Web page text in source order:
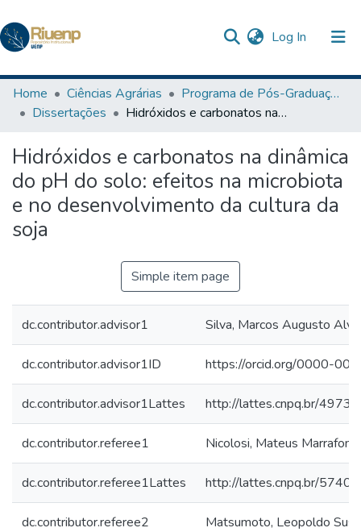
Log In (current)
Communities & Collections
Browse DSpace
Statistics
The Repository
Home Ciências Agrárias
Programa de Pós-Graduação em Agronomia
Dissertações
Hidróxidos e carbonatos na dinâmica do pH do solo: efeitos na microbiota e no desenvolvimento da cultura da soja
Hidróxidos e carbonatos na dinâmica
do pH do solo: efeitos na microbiota
e no desenvolvimento da cultura da
soja
Simple item page
dc.contributor.advisor1 Silva, Marcos Augusto
dc.contributor.advisor1ID https://orcid.org/0000-
dc.contributor.advisor1Lattes http://lattes.cnpq.br/
dc.contributor.referee1 Nicolosi, Mateus Marrafon
dc.contributor.referee1Lattes http://lattes.cnpq.br/
dc.contributor.referee2 Matsumoto, Leopoldo